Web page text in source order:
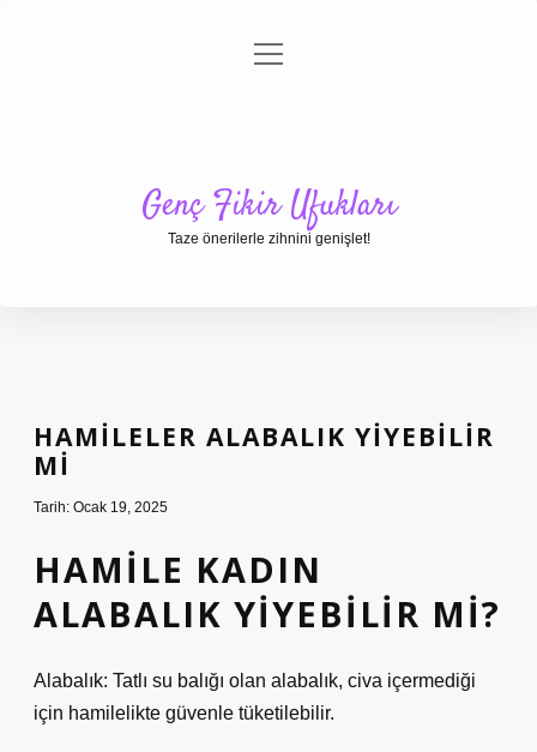
Gizlilik Politikası
menüyü
Genç Fikir Ufukları
Taze önerilerle zihnini genişlet!
HAMILELER ALABALIK YIYEBILIR
MI
Tarih: Ocak 19, 2025
HAMILE KADIN
ALABALIK YIYEBILIR MI?
Alabalık: Tatlı su balığı olan alabalık, civa içermediği
için hamilelikte güvenle tüketilebilir.